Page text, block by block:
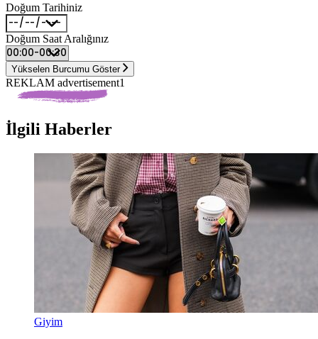
Doğum Tarihiniz
Doğum Saat Aralığınız
Yükselen Burcumu Göster
REKLAM advertisement1
İlgili Haberler
Giyim